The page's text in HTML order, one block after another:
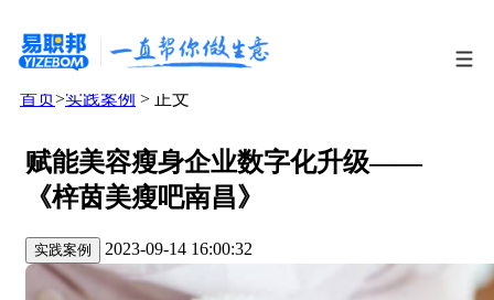
首页>实践案例 > 正文
赋能美容瘦身企业数字化升级——
《梓茵美瘦吧南昌》
实践案例 2023-09-14 16:00:32